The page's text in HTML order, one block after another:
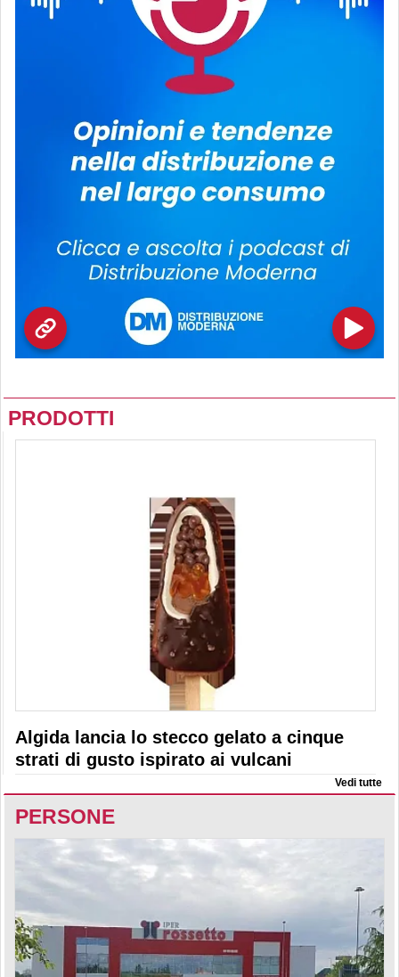
PRODOTTI
Algida lancia lo stecco gelato a cinque
strati di gusto ispirato ai vulcani
Vedi tutte
PERSONE